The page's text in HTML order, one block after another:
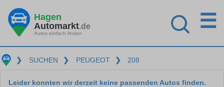
Hagen
Automarkt.de
Autos einfach finden
☰
❯ SUCHEN ❯ PEUGEOT ❯ 208
Leider konnten wir derzeit keine passenden Autos finden.